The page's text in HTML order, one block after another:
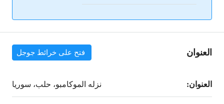
العنوان فتح على خرائط جوجل
العنوان: نزله الموكامبو، حلب، سوريا